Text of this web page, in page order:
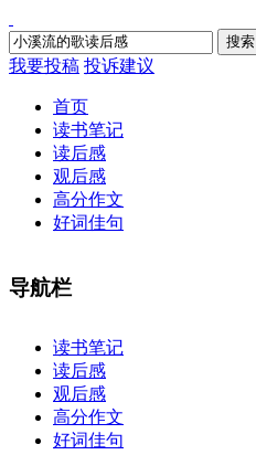
搜索
我要投稿 投诉建议
首页
读书笔记
读后感
观后感
高分作文
好词佳句
导航栏
读书笔记
读后感
观后感
高分作文
好词佳句